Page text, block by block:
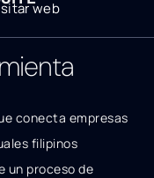
web
conecta empresas
filipinos
un proceso de